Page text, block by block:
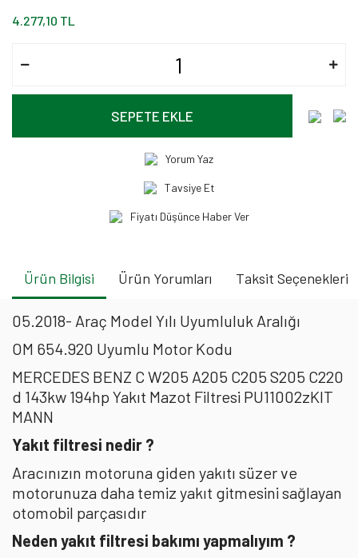
4.277,10 TL
SEPETE EKLE
Yorum Yaz
Tavsiye Et
Fiyatı Düşünce Haber Ver
Ürün Bilgisi Ürün Yorumları Taksit Seçenekleri
05.2018- Araç Model Yılı Uyumluluk Aralığı
OM 654.920 Uyumlu Motor Kodu
MERCEDES BENZ C W205 A205 C205 S205 C220
d 143kw 194hp Yakıt Mazot Filtresi PU11002zKIT
MANN
Yakıt filtresi nedir ?
Aracınızın motoruna giden yakıtı süzer ve
motorunuza daha temiz yakıt gitmesini sağlayan
otomobil parçasıdır
Neden yakıt filtresi bakımı yapmalıyım ?